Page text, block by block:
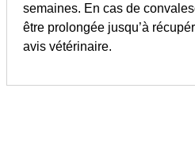
semaines. En cas de
être prolongée jusqu’à
avis vétérinaire.